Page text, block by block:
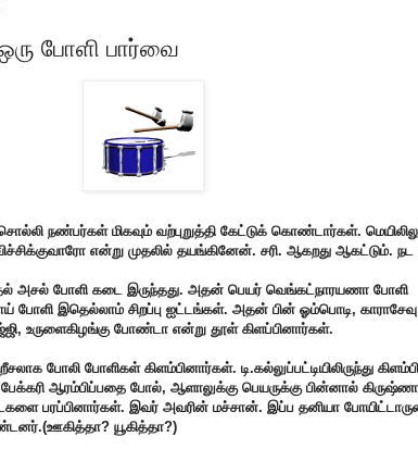
போளி பார்வை
நண்பர்கள் மிகவும் வற்புறுத்தி கேட்டுக் கொண்டார்கள்.
என்று முதலில் தயங்கினேன். சரி. ஆகறது ஆகட்டும். நட
அசல் போளி கடை இருந்தது. அதன் பெயர் வெங்கட்நாரயணா போளி
போளி இதெல்லாம் சிறப்பு ஐட்டங்கள். அதன் பின் ஓம்பொடி,
உருளைகிழங்கு போண்டா என்று தூள் கிளப்பினார்கள்.
போலி போளிகள் கிளம்பினார்கள். டி.கல்லுப்பட்டியிலிருந்து
ஆரம்பிப்பதை போல், ஆளாலுக்கு பெயருக்கு பின்னால்
பரப்பினார்கள். இவர் அவரின் மச்சான். இப்ப தனியா
யூகித்தா?)